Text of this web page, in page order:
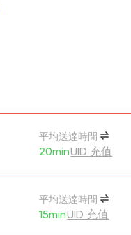
平均送達時間
20minUID 充值
平均送達時間
15minUID 充值